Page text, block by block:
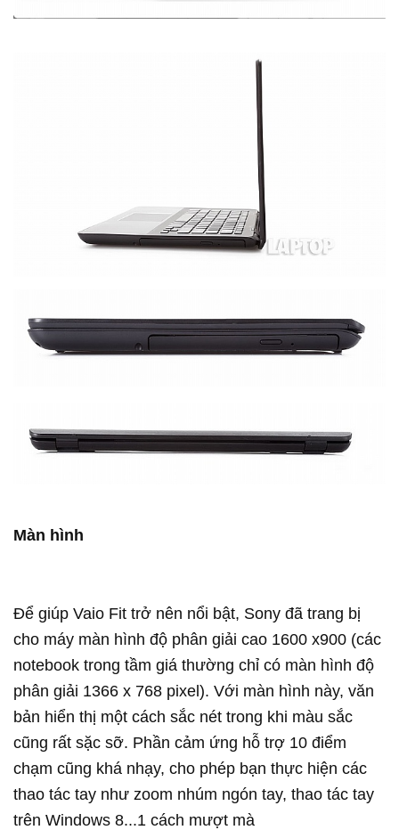
Màn hình
Để giúp Vaio Fit trở nên nổi bật, Sony đã trang bị
cho máy màn hình độ phân giải cao 1600 x900 (các
notebook trong tầm giá thường chỉ có màn hình độ
phân giải 1366 x 768 pixel). Với màn hình này, văn
bản hiển thị một cách sắc nét trong khi màu sắc
cũng rất sặc sỡ. Phần cảm ứng hỗ trợ 10 điểm
chạm cũng khá nhạy, cho phép bạn thực hiện các
thao tác tay như zoom nhúm ngón tay, thao tác tay
trên Windows 8...1 cách mượt mà